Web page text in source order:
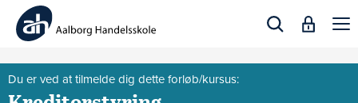
Du er ved at tilmelde dig dette forløb/kursus: